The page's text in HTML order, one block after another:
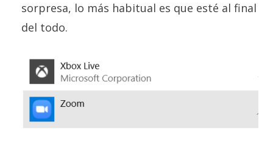
sorpresa, lo más habitual es que esté al final
del todo.